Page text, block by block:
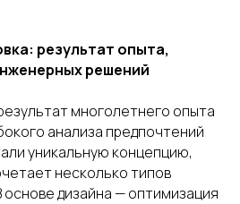
результат опыта,
решений
многолетнего опыта
анализа предпочтений
уникальную концепцию,
несколько типов
дизайна — оптимизация